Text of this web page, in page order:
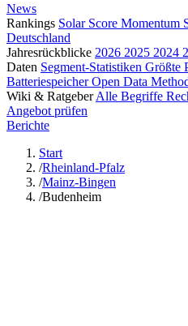
News
Rankings Solar Score Momentum
Deutschland
Jahresrückblicke 2026 2025 2024
Daten Segment-Statistiken Größte
BatteriespeicherOpen Data
Wiki & Ratgeber Alle Begriffe
Angebot prüfen
Berichte
Start
/Rheinland-Pfalz
/Mainz-Bingen
/Budenheim